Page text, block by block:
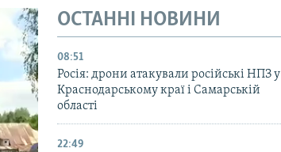
ОСТАННІ НОВИНИ
08:51
Росія: дрони атакували російські НПЗ у
Краснодарському краї і Самарській
області
22:49